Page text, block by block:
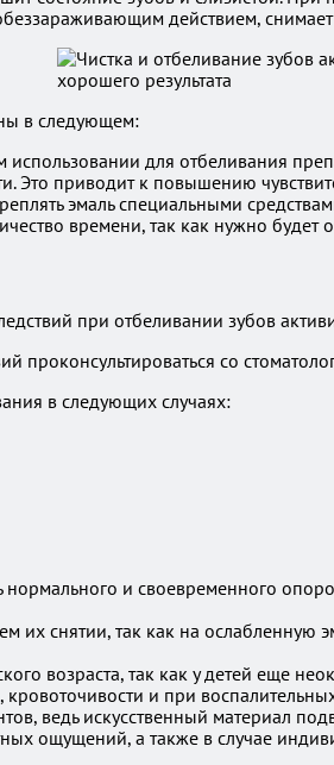
действием,
в следующем:
использовании для отбеливания
Это приводит к повышению
эмаль специальными
времени, так как нужно
при отбеливании зубов
проконсультироваться со
в следующих случаях:
и своевременного
снятии, так как на ослабленную
возраста, так как у детей еще
и при
ведь искусственный материал
ощущений, а также в случае